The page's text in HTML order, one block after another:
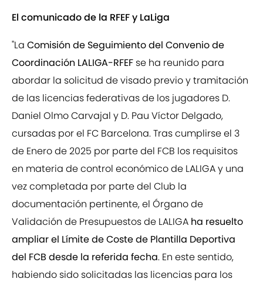
El comunicado de la RFEF y LaLiga
"La Comisión de Seguimiento del Convenio de
Coordinación LALIGA-RFEF se ha reunido para
abordar la solicitud de visado previo y tramitación
de las licencias federativas de los jugadores D.
Daniel Olmo Carvajal y D. Pau Víctor Delgado,
cursadas por el FC Barcelona. Tras cumplirse el 3
de Enero de 2025 por parte del FCB los requisitos
en materia de control económico de LALIGA y una
vez completada por parte del Club la
documentación pertinente, el Órgano de
Validación de Presupuestos de LALIGA ha resuelto
ampliar el Límite de Coste de Plantilla Deportiva
del FCB desde la referida fecha. En este sentido,
habiendo sido solicitadas las licencias para los